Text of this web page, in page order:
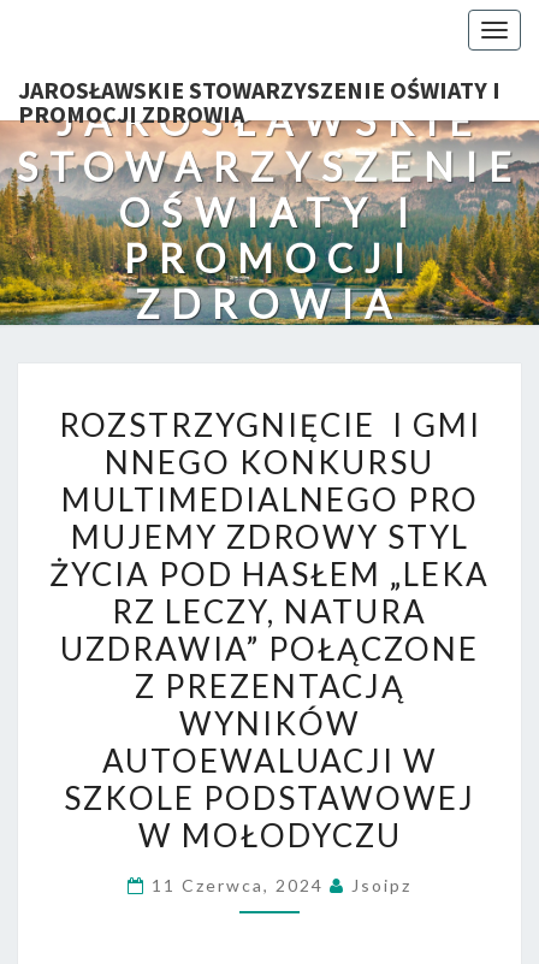
JAROSŁAWSKIE STOWARZYSZENIE OŚWIATY I
PROMOCJI ZDROWIA
JAROSŁAWSKIE
STOWARZYSZENIE
OŚWIATY I
PROMOCJI
ZDROWIA
KONKURSU
MULTIMEDIALNEGO
ZDROWY
STYL
ŻYCIA POD HASŁEM
LECZY,
NATURA
UZDRAWIA”
POŁĄCZONE
Z
PREZENTACJĄ
WYNIKÓW
AUTOEWALUACJI W
SZKOLE
PODSTAWOWEJ
W
ROZSTRZYGNIĘCIE I GMI
NNEGO KONKURSU
MULTIMEDIALNEGO PRO
MUJEMY ZDROWY STYL
ŻYCIA POD HASŁEM „LEKA
RZ LECZY, NATURA
UZDRAWIA” POŁĄCZONE
Z PREZENTACJĄ
WYNIKÓW
AUTOEWALUACJI W
SZKOLE PODSTAWOWEJ
W MOŁODYCZU
11 Czerwca, 2024 Jsoipz